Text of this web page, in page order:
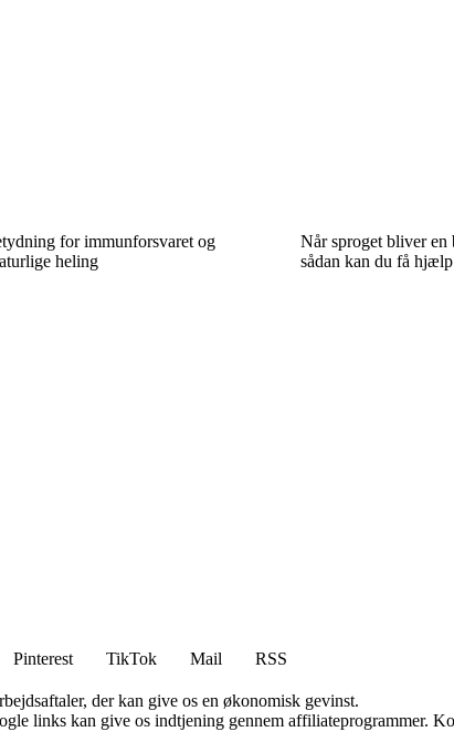
for immunforsvaret og
heling
Når sproget bliver en
sådan kan du få hjælp
Pinterest TikTok Mail
RSS
der kan give os en økonomisk gevinst.
links kan give os indtjening gennem affiliateprogrammer.